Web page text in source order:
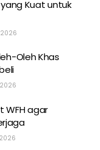
Kuat untuk
2026
Oleh Khas
WFH agar